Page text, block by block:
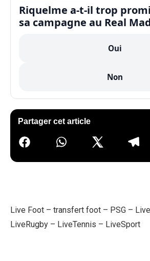
Riquelme a-t-il trop
sa campagne au Real
Oui
Non
Partager cet article
Live Foot – transfert foot – PSG –
LiveRugby – LiveTennis – LiveSport